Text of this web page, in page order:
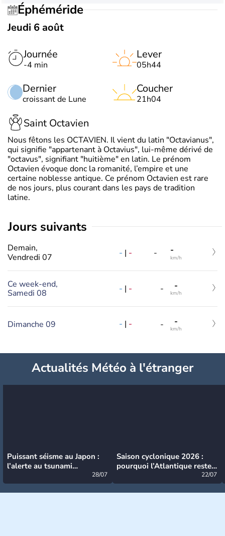
Éphéméride
Jeudi 6 août
Journée
-4 min
Dernier
croissant de Lune
Lever
05h44
Coucher
21h04
Saint Octavien
Nous fêtons les OCTAVIEN. Il vient du latin "Octavianus",
qui signifie "appartenant à Octavius", lui-même dérivé de
"octavus", signifiant "huitième" en latin. Le prénom
Octavien évoque donc la romanité, l’empire et une
certaine noblesse antique. Ce prénom Octavien est rare
de nos jours, plus courant dans les pays de tradition
latine.
jours suivants
Demain,
Vendredi 07
- | - - -
km/h
Ce week-end,
Samedi 08
- | - - -
km/h
Dimanche 09 - | - - -
km/h
Actualités Météo à l'étranger
Puissant séisme au Japon :
l’alerte au tsunami
28/07
Saison cyclonique 2026 :
pourquoi l’Atlantique reste
22/07